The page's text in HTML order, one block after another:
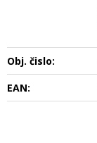
Obj. čislo:
EAN: